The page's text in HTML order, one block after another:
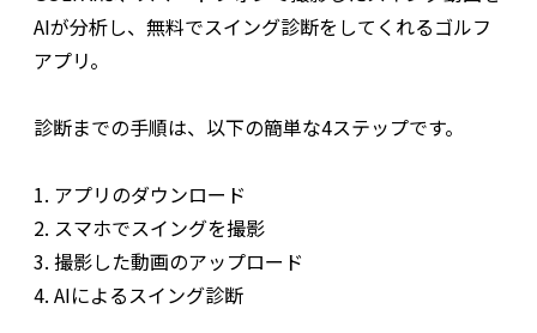
AIが分析し、無料でスイング診断をしてくれるゴルフ
アプリ。
診断までの手順は、以下の簡単な4ステップです。
1. アプリのダウンロード
2. スマホでスイングを撮影
3. 撮影した動画のアップロード
4. AIによるスイング診断